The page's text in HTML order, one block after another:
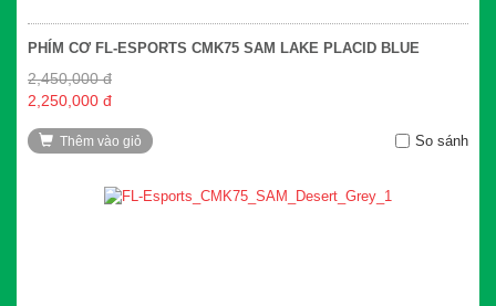
PHÍM CƠ FL-ESPORTS CMK75 SAM LAKE PLACID BLUE
2,450,000 đ
2,250,000 đ
Thêm vào giỏ So sánh